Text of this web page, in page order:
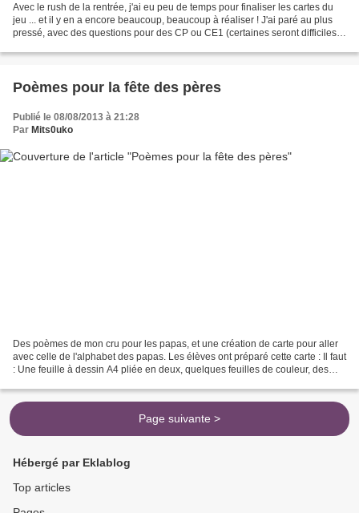
Avec le rush de la rentrée, j'ai eu peu de temps pour finaliser les cartes du
jeu ... et il y en a encore beaucoup, beaucoup à réaliser ! J'ai paré au plus
pressé, avec des questions pour des CP ou CE1 (certaines seront difficiles
Poèmes pour la fête des pères
Publié le 08/08/2013 à 21:28
Par Mits0uko
Des poèmes de mon cru pour les papas, et une création de carte pour aller
avec celle de l'alphabet des papas. Les élèves ont préparé cette carte : Il faut
: Une feuille à dessin A4 pliée en deux, quelques feuilles de couleur, des
Page suivante >
Hébergé par Eklablog
Top articles